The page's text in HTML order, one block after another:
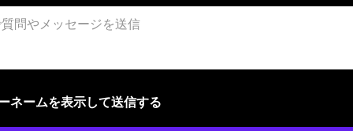
ネームを表示して送信する